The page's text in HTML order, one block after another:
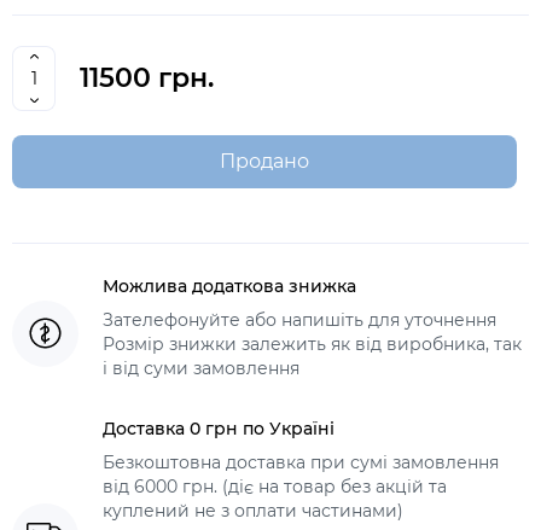
11500 грн.
Продано
Можлива додаткова знижка
Зателефонуйте або напишіть для уточнення
Розмір знижки залежить як від виробника, так
і від суми замовлення
Доставка 0 грн по Україні
Безкоштовна доставка при сумі замовлення
від 6000 грн. (діє на товар без акцій та
куплений не з оплати частинами)